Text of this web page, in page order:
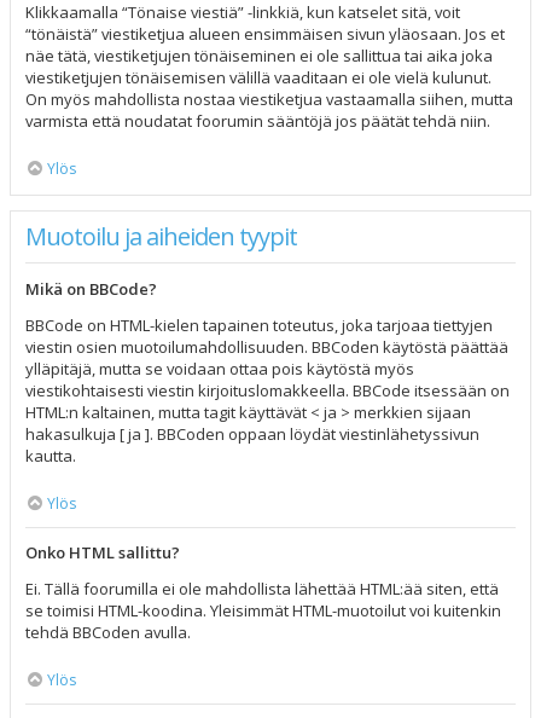
Klikkaamalla “Tönaise viestiä” -linkkiä, kun katselet sitä, voit
“tönäistä” viestiketjua alueen ensimmäisen sivun yläosaan. Jos et
näe tätä, viestiketjujen tönäiseminen ei ole sallittua tai aika joka
viestiketjujen tönäisemisen välillä vaaditaan ei ole vielä kulunut.
On myös mahdollista nostaa viestiketjua vastaamalla siihen, mutta
varmista että noudatat foorumin sääntöjä jos päätät tehdä niin.
Ylös
Muotoilu ja aiheiden tyypit
Mikä on BBCode?
BBCode on HTML-kielen tapainen toteutus, joka tarjoaa tiettyjen
viestin osien muotoilumahdollisuuden. BBCoden käytöstä päättää
ylläpitäjä, mutta se voidaan ottaa pois käytöstä myös
viestikohtaisesti viestin kirjoituslomakkeella. BBCode itsessään on
HTML:n kaltainen, mutta tagit käyttävät < ja > merkkien sijaan
hakasulkuja [ ja ]. BBCoden oppaan löydät viestinlähetyssivun
kautta.
Ylös
Onko HTML sallittu?
Ei. Tällä foorumilla ei ole mahdollista lähettää HTML:ää siten, että
se toimisi HTML-koodina. Yleisimmät HTML-muotoilut voi kuitenkin
tehdä BBCoden avulla.
Ylös